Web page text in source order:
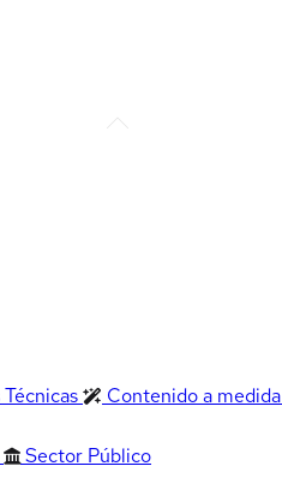
Contenido a medida
Sector Público